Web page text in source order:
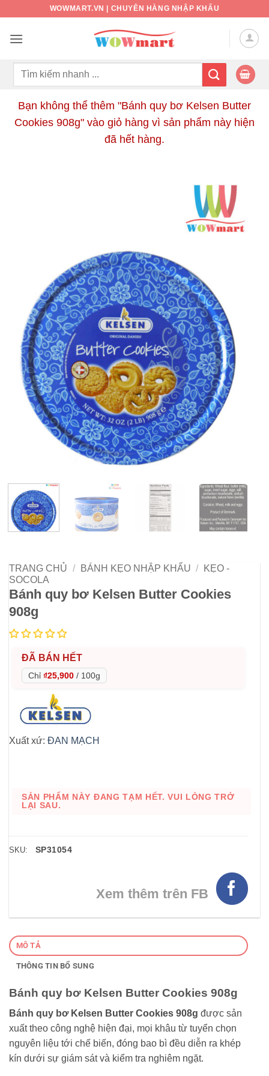
nội
WOWMART.VN | CHUYÊN HÀNG NHẬP KHẨU
Tìm
Bạn không thể thêm "Bánh quy bơ Kelsen Butter
Cookies 908g" vào giỏ hàng vì sản phẩm này hiện
đã hết hàng.
TRANG CHỦ / BÁNH KẸO NHẬP KHẨU /
KẸO -
SOCOLA
Bánh quy bơ Kelsen Butter Cookies
908g
ĐÃ BÁN HẾT
Chỉ ₫25,900 / 100g
Xuất xứ: ĐAN MẠCH
SẢN PHẨM NÀY ĐANG TẠM HẾT. VUI LÒNG TRỞ
LẠI SAU.
SKU: SP31054
Xem thêm trên FB
MÔ TẢ
THÔNG TIN BỔ SUNG
Bánh quy bơ Kelsen Butter Cookies 908g
Bánh quy bơ Kelsen Butter Cookies 908g được sản
xuất theo công nghệ hiện đại, mọi khâu từ tuyển chọn
nguyên liệu tới chế biến, đóng bao bì đều diễn ra khép
kín dưới sự giám sát và kiểm tra nghiêm ngặt.